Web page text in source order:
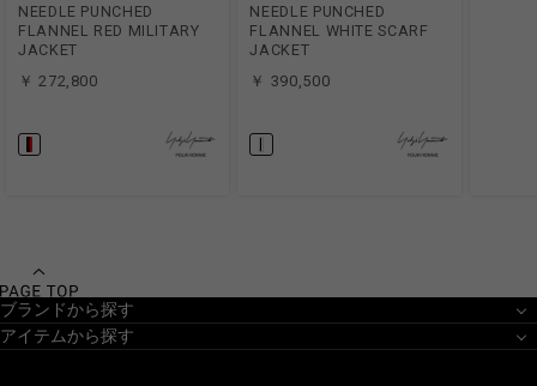
NEEDLE PUNCHED
FLANNEL RED MILITARY
JACKET
￥ 272,800
NEEDLE PUNCHED
FLANNEL WHITE SCARF
JACKET
￥ 390,500
ブランドから探す
アイテムから探す